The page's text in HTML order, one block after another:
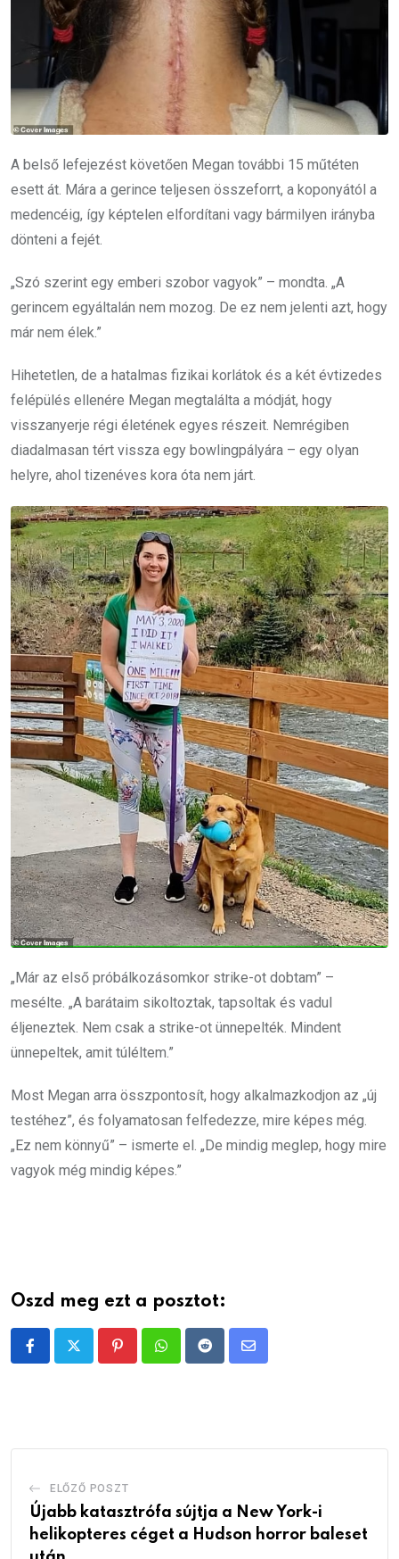
A belső lefejezést követően Megan további 15 műtéten
esett át. Mára a gerince teljesen összeforrt, a koponyától a
medencéig, így képtelen elfordítani vagy bármilyen irányba
dönteni a fejét.
„Szó szerint egy emberi szobor vagyok” – mondta. „A
gerincem egyáltalán nem mozog. De ez nem jelenti azt, hogy
már nem élek.”
Hihetetlen, de a hatalmas fizikai korlátok és a két évtizedes
felépülés ellenére Megan megtalálta a módját, hogy
visszanyerje régi életének egyes részeit. Nemrégiben
diadalmasan tért vissza egy bowlingpályára – egy olyan
helyre, ahol tizenéves kora óta nem járt.
„Már az első próbálkozásomkor strike-ot dobtam” –
mesélte. „A barátaim sikoltoztak, tapsoltak és vadul
éljeneztek. Nem csak a strike-ot ünnepelték. Mindent
ünnepeltek, amit túléltem.”
Most Megan arra összpontosít, hogy alkalmazkodjon az „új
testéhez”, és folyamatosan felfedezze, mire képes még.
„Ez nem könnyű” – ismerte el. „De mindig meglep, hogy mire
vagyok még mindig képes.”
Oszd meg ezt a posztot:
PinterestWhatsappRedditShare
ELŐZŐ POSZT
Újabb katasztrófa sújtja a New York-i
helikopteres céget a Hudson horror baleset